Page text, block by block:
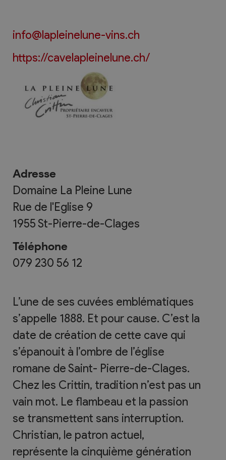
info@lapleinelune-vins.ch
https://cavelapleinelune.ch/
Adresse
Domaine La Pleine Lune
Rue de l'Eglise 9
1955St-Pierre-de-Clages
Téléphone
079 230 56 12
L’une de ses cuvées emblématiques
s’appelle 1888. Et pour cause. C’est la
date de création de cette cave qui
s’épanouit à l’ombre de l’église
romane de Saint- Pierre-de-Clages.
Chez les Crittin, tradition n’est pas un
vain mot. Le flambeau et la passion
se transmettent sans interruption.
Christian, le patron actuel,
représente la cinquième génération